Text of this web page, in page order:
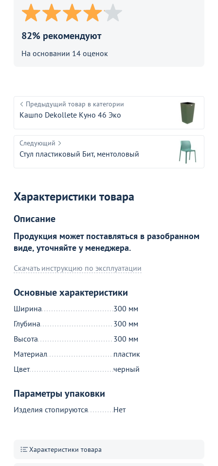
82% рекомендуют
На основании 14 оценок
Предыдущий товар в категории
Кашпо Dekollete Куно 46 Эко
Следующий
Стул пластиковый Бит, ментоловый
Характеристики товара
Описание
Продукция может поставляться в разобранном
виде, уточняйте у менеджера.
Скачать инструкцию по эксплуатации
Основные характеристики
Ширина
300 мм
Глубина
300 мм
Высота
300 мм
Материал
пластик
Цвет
черный
Параметры упаковки
Изделия стопируются Нет
Характеристики товара
Товар в корзине
Кашпо Dekollete Clasico 30
от 5 390 ₽
В корзине